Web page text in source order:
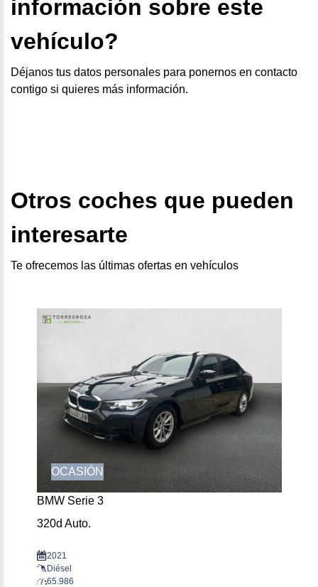
información sobre este
vehículo?
Déjanos tus datos personales para ponernos en contacto
contigo si quieres más información.
Otros coches que pueden
interesarte
Te ofrecemos las últimas ofertas en vehículos
OCASIÓN
BMW Serie 3
320d Auto.
2021
Diésel
65.986